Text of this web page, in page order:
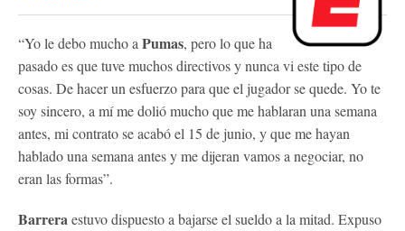
“Yo le debo mucho a Pumas, pero lo que ha
pasado es que tuve muchos directivos y nunca vi este tipo de
cosas. De hacer un esfuerzo para que el jugador se quede. Yo te
soy sincero, a mí me dolió mucho que me hablaran una semana
antes, mi contrato se acabó el 15 de junio, y que me hayan
hablado una semana antes y me dijeran vamos a negociar, no
eran las formas”.
Barreraestuvo dispuesto a bajarse el sueldo a la mitad. Expuso